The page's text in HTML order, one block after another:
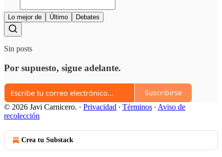
Lo mejor de Último Debates
Sin posts
Por supuesto, sigue adelante.
Suscribirse
© 2026 Javi Carnicero. · Privacidad ∙ Términos ∙ Aviso de
recolección
Crea tu Substack